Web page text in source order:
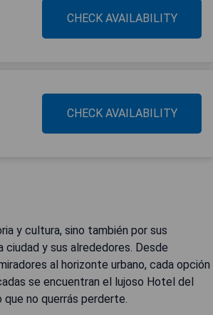
CHECK AVAILABILITY
CHECK AVAILABILITY
y cultura, sino también por sus
y sus alrededores. Desde
al horizonte urbano, cada opción
se encuentran el lujoso Hotel del
no querrás perderte.